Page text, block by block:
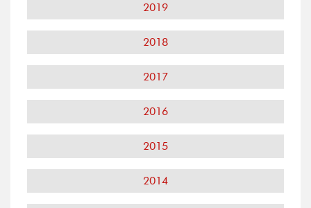
2019
2018
2017
2016
2015
2014